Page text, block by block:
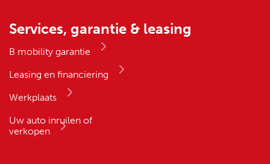
Uw auto inruilen of
Over ons
Introductie
Wat verkopen we?